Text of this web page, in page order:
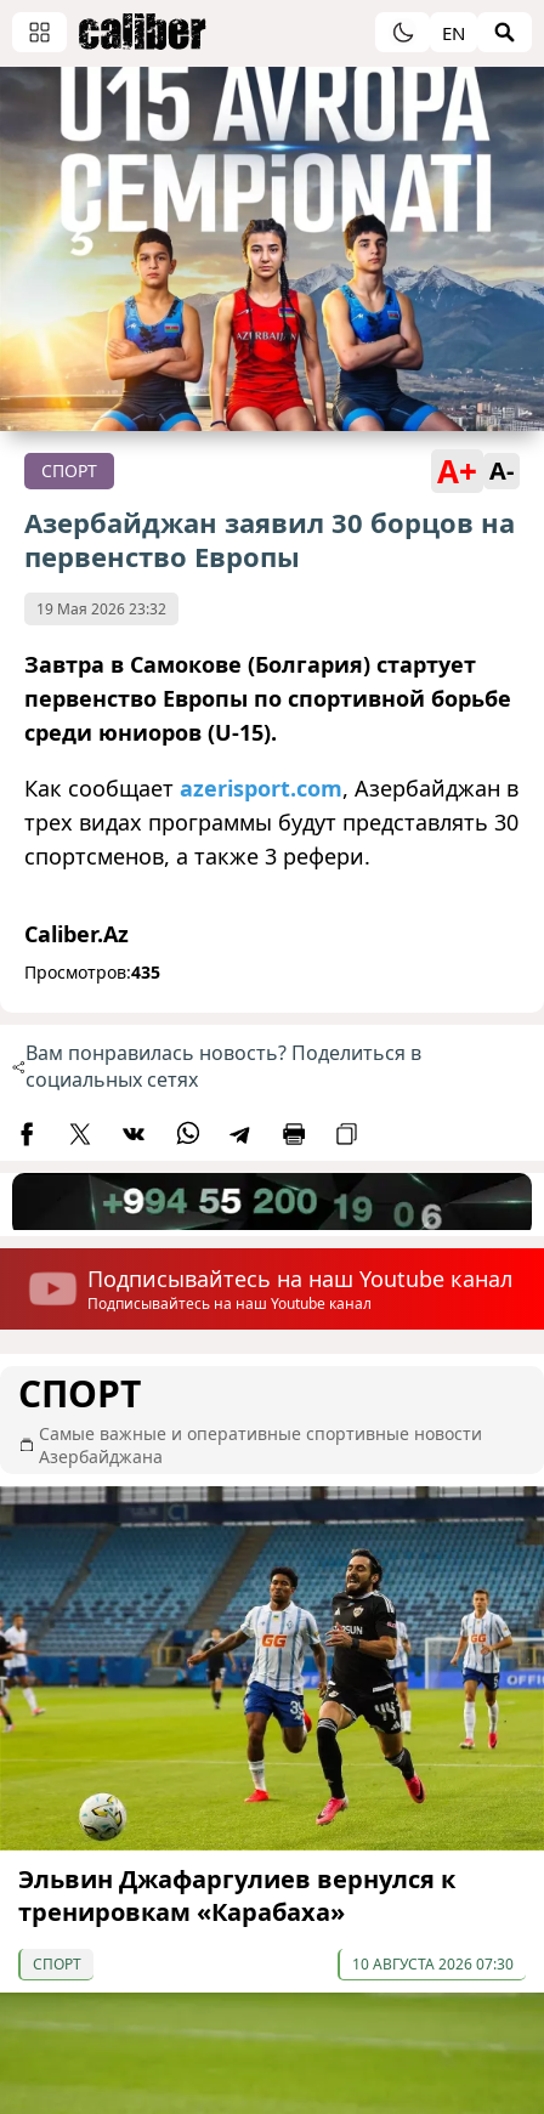
EN
СПОРТ A+ A-
Азербайджан заявил 30 борцов на
первенство Европы
19 Мая 2026 23:32
Завтра в Самокове (Болгария) стартует
первенство Европы по спортивной борьбе
среди юниоров (U-15).
Как сообщает azerisport.com, Азербайджан в
трех видах программы будут представлять 30
спортсменов, а также 3 рефери.
Caliber.Az
Просмотров:435
Вам понравилась новость? Поделиться в
социальных сетях
Подписывайтесь на наш Youtube канал
Подписывайтесь на наш Youtube канал
СПОРТ
Самые важные и оперативные спортивные новости
Азербайджана
Эльвин Джафаргулиев вернулся к
тренировкам «Карабаха»
СПОРТ 10 АВГУСТА 2026 07:30